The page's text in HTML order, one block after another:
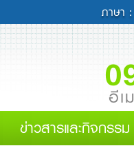
ภาษา :
อีเ
ข่าวสารและกิจกรรม